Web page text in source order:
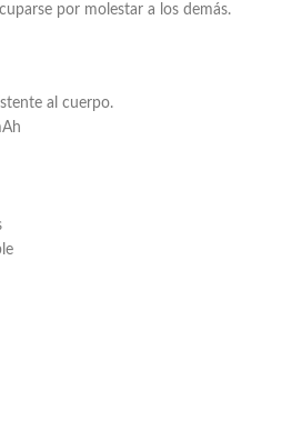
por molestar a los demás.
al cuerpo.